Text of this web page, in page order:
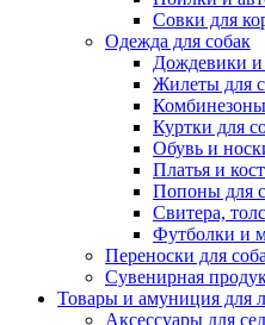
Совки для
Одежда для собак
Дождевики и
Жилеты для
Куртки для
Обувь и
Платья и
Попоны для
Свитера,
Футболки и
Переноски для
Сувенирная
Товары и амуниция для
Аксессуары для